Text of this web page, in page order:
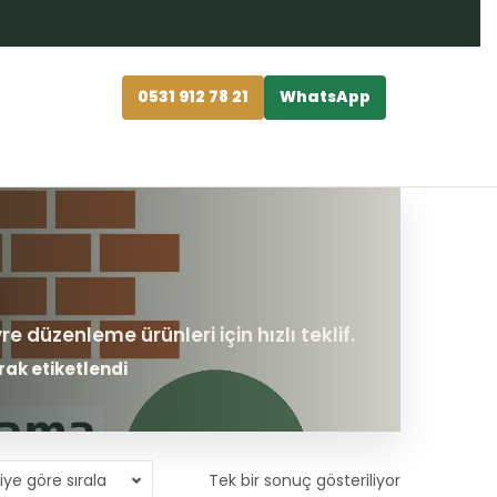
0531 912 78 21 WhatsApp
etiketlendi
Tek bir sonuç gösteriliyor
göre sırala